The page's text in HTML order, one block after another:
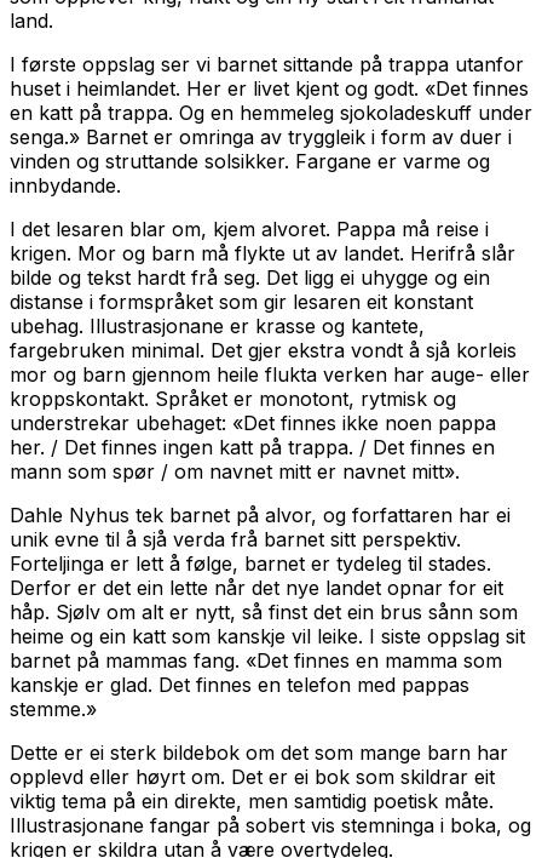
land.
I første oppslag ser vi barnet sittande på trappa utanfor
huset i heimlandet. Her er livet kjent og godt. «Det finnes
en katt på trappa. Og en hemmeleg sjokoladeskuff under
senga.» Barnet er omringa av tryggleik i form av duer i
vinden og struttande solsikker. Fargane er varme og
innbydande.
I det lesaren blar om, kjem alvoret. Pappa må reise i
krigen. Mor og barn må flykte ut av landet. Herifrå slår
bilde og tekst hardt frå seg. Det ligg ei uhygge og ein
distanse i formspråket som gir lesaren eit konstant
ubehag. Illustrasjonane er krasse og kantete,
fargebruken minimal. Det gjer ekstra vondt å sjå korleis
mor og barn gjennom heile flukta verken har auge- eller
kroppskontakt. Språket er monotont, rytmisk og
understrekar ubehaget: «Det finnes ikke noen pappa
her. / Det finnes ingen katt på trappa. / Det finnes en
mann som spør / om navnet mitt er navnet mitt».
Dahle Nyhus tek barnet på alvor, og forfattaren har ei
unik evne til å sjå verda frå barnet sitt perspektiv.
Forteljinga er lett å følge, barnet er tydeleg til stades.
Derfor er det ein lette når det nye landet opnar for eit
håp. Sjølv om alt er nytt, så finst det ein brus sånn som
heime og ein katt som kanskje vil leike. I siste oppslag sit
barnet på mammas fang. «Det finnes en mamma som
kanskje er glad. Det finnes en telefon med pappas
stemme.»
Dette er ei sterk bildebok om det som mange barn har
opplevd eller høyrt om. Det er ei bok som skildrar eit
viktig tema på ein direkte, men samtidig poetisk måte.
Illustrasjonane fangar på sobert vis stemninga i boka, og
krigen er skildra utan å være overtydeleg.